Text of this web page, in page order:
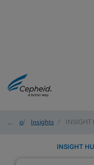
Início/ Insights / INSIGHT
INSIGHT